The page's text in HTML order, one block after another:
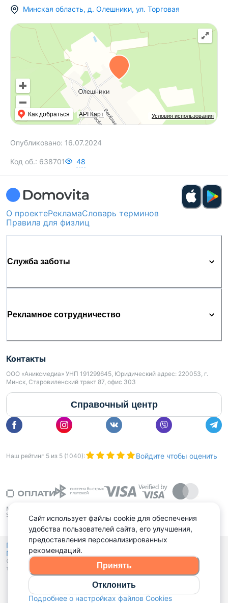
Минская область, д. Олешники, ул. Торговая
Условия использования
Как добраться API Карт
Опубликовано: 16.07.2024
Код об.: 638701 48
О проектеРекламаСловарь терминов
Правила для физлиц
Служба заботы
Рекламное сотрудничество
Контакты
ООО «Аниксмедиа» УНП 191299645, Юридический адрес: 220053, г.
Минск, Старовиленский тракт 87, офис 303
Справочный центр
Наш рейтинг 5 из 5 (1040): Войдите чтобы оценить
Политика конфиденциальности,
Политика обработки файлов куки
© 2015 - 2026, Domovita.by. Копирование материалов допускается
только при наличии активной ссылки.
Сайт использует файлы cookie для обеспечения
удобства пользователей сайта, его улучшения,
предоставления персонализированных
рекомендаций.
Принять
Отклонить
Подробнее о настройках файлов Cookies